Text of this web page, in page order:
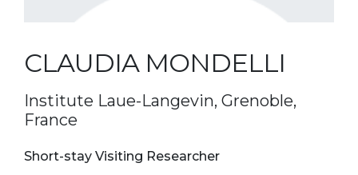
CLAUDIA MONDELLI
Institute Laue-Langevin, Grenoble,
France
Short-stay Visiting Researcher